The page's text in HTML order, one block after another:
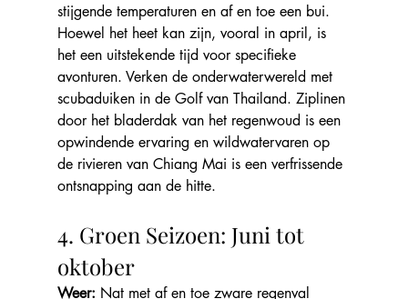
stijgende temperaturen en af en toe een bui.
Hoewel het heet kan zijn, vooral in april, is
het een uitstekende tijd voor specifieke
avonturen. Verken de onderwaterwereld met
scubaduiken in de Golf van Thailand. Ziplinen
door het bladerdak van het regenwoud is een
opwindende ervaring en wildwatervaren op
de rivieren van Chiang Mai is een verfrissende
ontsnapping aan de hitte.
4. Groen Seizoen: Juni tot
oktober
Weer: Nat met af en toe zware regenval